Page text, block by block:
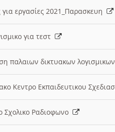
για εργασίες 2021_Παρασκευη
για τεστ
παλαιων δικτυακων
Κεντρο Εκπαιδευτικου
Σχολικο Ραδιοφωνο